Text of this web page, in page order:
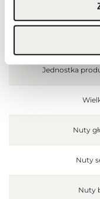
Głębokość
Waga
Jednostka
Nuty
Nuty
Nuty